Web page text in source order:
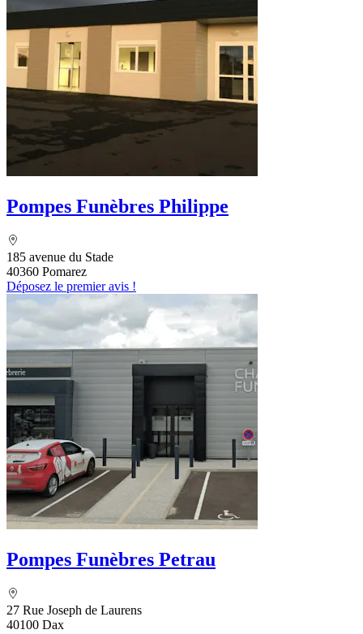
Pompes Funèbres Philippe
185 avenue du Stade
40360 Pomarez
Déposez le premier avis !
Pompes Funèbres Petrau
27 Rue Joseph de Laurens
40100 Dax